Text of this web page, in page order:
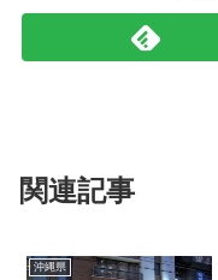
関連記事
沖縄県